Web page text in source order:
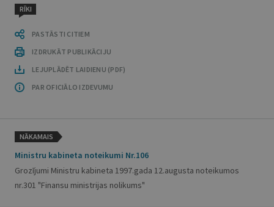
RĪKI
PASTĀSTI CITIEM
IZDRUKĀT PUBLIKĀCIJU
LEJUPLĀDĒT LAIDIENU (PDF)
PAR OFICIĀLO IZDEVUMU
NĀKAMAIS
Ministru kabineta noteikumi Nr.106
Grozījumi Ministru kabineta 1997.gada 12.augusta noteikumos
nr.301 "Finansu ministrijas nolikums"